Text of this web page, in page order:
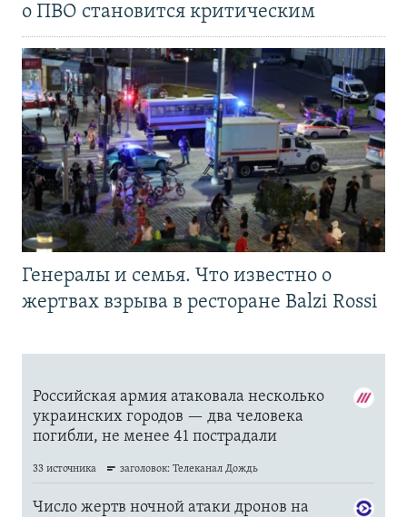
о ПВО становится критическим
Генералы и семья. Что известно о
жертвах взрыва в ресторане Balzi Rossi